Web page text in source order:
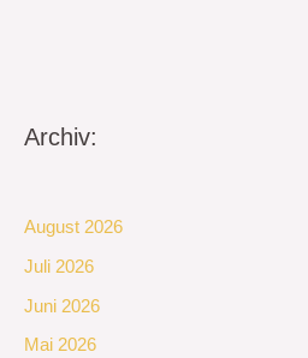
Archiv:
August 2026
Juli 2026
Juni 2026
Mai 2026